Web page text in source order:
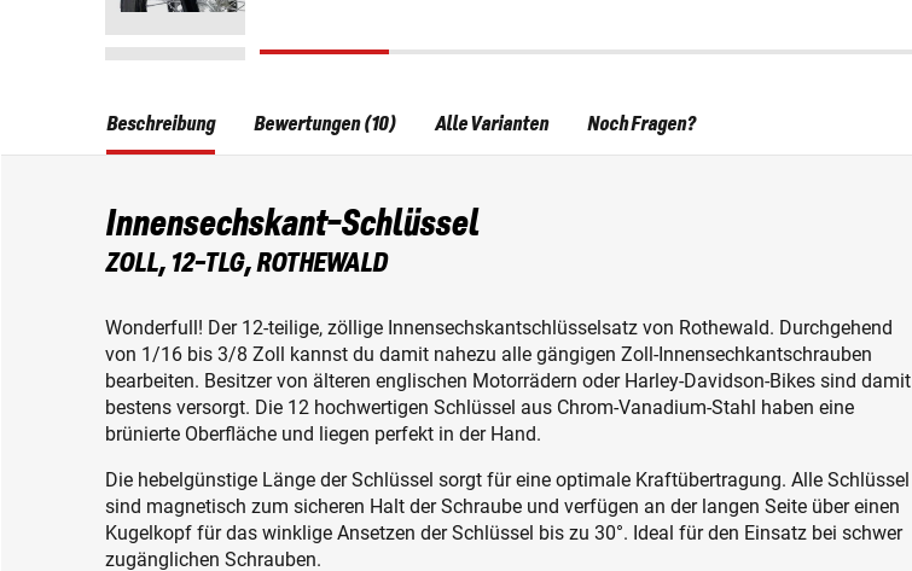
Beschreibung
Innensechskant-Schlüssel
ZOLL, 12-TLG, ROTHEWALD
Wonderfull! Der 12-teilige, zöllige Innensechskantschlüsselsatz von Rothewald. Durchgehend
von 1/16 bis 3/8 Zoll kannst du damit nahezu alle gängigen Zoll-Innensechkantschrauben
bearbeiten. Besitzer von älteren englischen Motorrädern oder Harley-Davidson-Bikes sind damit
bestens versorgt. Die 12 hochwertigen Schlüssel aus Chrom-Vanadium-Stahl haben eine
brünierte Oberfläche und liegen perfekt in der Hand.
Die hebelgünstige Länge der Schlüssel sorgt für eine optimale Kraftübertragung. Alle Schlüssel
sind magnetisch zum sicheren Halt der Schraube und verfügen an der langen Seite über einen
Kugelkopf für das winklige Ansetzen der Schlüssel bis zu 30°. Ideal für den Einsatz bei schwer
zugänglichen Schrauben.
Bewertungen (10) Alle Varianten Noch Fragen?